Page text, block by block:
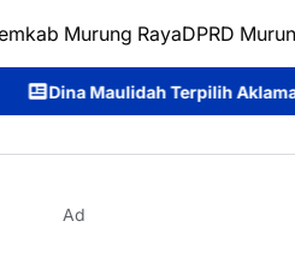
Murung RayaDPRD
Aklamasi Pimpin Perempuan
Ad